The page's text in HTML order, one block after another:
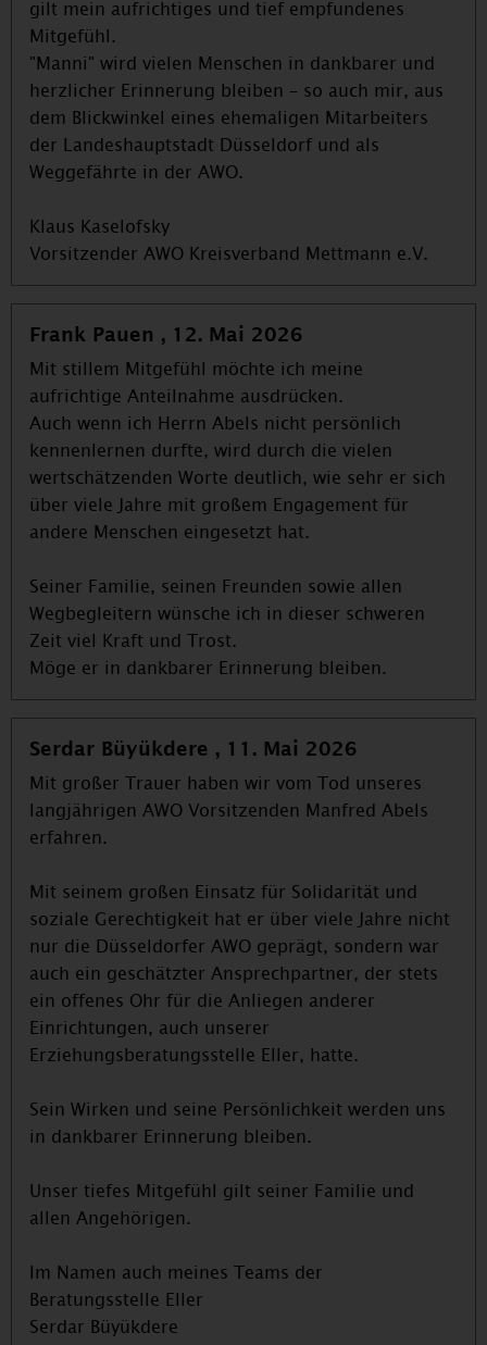
gilt mein aufrichtiges und tief empfundenes
Mitgefühl.
"Manni" wird vielen Menschen in dankbarer und
herzlicher Erinnerung bleiben – so auch mir, aus
dem Blickwinkel eines ehemaligen Mitarbeiters
der Landeshauptstadt Düsseldorf und als
Weggefährte in der AWO.
Klaus Kaselofsky
Vorsitzender AWO Kreisverband Mettmann e.V.
Frank Pauen , 12. Mai 2026
Mit stillem Mitgefühl möchte ich meine
aufrichtige Anteilnahme ausdrücken.
Auch wenn ich Herrn Abels nicht persönlich
kennenlernen durfte, wird durch die vielen
wertschätzenden Worte deutlich, wie sehr er sich
über viele Jahre mit großem Engagement für
andere Menschen eingesetzt hat.
Seiner Familie, seinen Freunden sowie allen
Wegbegleitern wünsche ich in dieser schweren
Zeit viel Kraft und Trost.
Möge er in dankbarer Erinnerung bleiben.
Serdar Büyükdere , 11. Mai 2026
Mit großer Trauer haben wir vom Tod unseres
langjährigen AWO Vorsitzenden Manfred Abels
erfahren.
Mit seinem großen Einsatz für Solidarität und
soziale Gerechtigkeit hat er über viele Jahre nicht
nur die Düsseldorfer AWO geprägt, sondern war
auch ein geschätzter Ansprechpartner, der stets
ein offenes Ohr für die Anliegen anderer
Einrichtungen, auch unserer
Erziehungsberatungsstelle Eller, hatte.
Sein Wirken und seine Persönlichkeit werden uns
in dankbarer Erinnerung bleiben.
Unser tiefes Mitgefühl gilt seiner Familie und
allen Angehörigen.
Im Namen auch meines Teams der
Beratungsstelle Eller
Serdar Büyükdere